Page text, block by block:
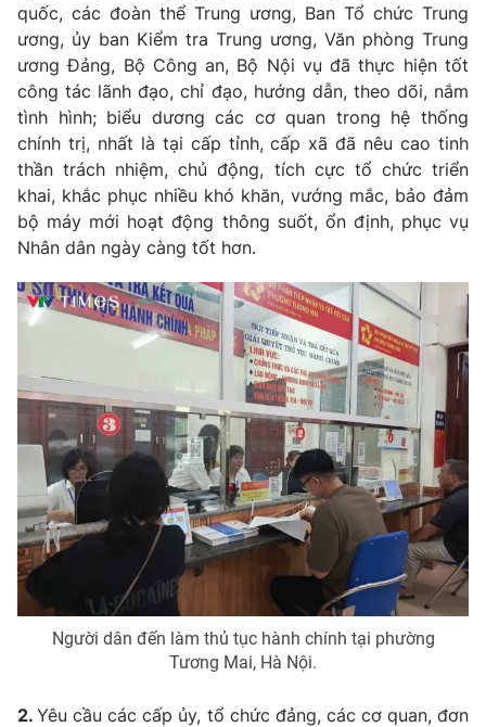
Thị trường
Tư vấn
Lịch phát sóng
Chuyên mục khác
Emagazine Podcast
Photo Infographic
Video Shorts video
VTV Money VTV Thể thao
VTV Sức khoẻ Bất động sản
Thị trường 24h Tấm lòng Việt
VTV4 Vươn mình bằng AI
VTV9 VTV8
Liên hệ tòa soạn English
quốc, các đoàn thể Trung ương, Ban Tổ chức Trung
ương, ủy ban Kiểm tra Trung ương, Văn phòng Trung
ương Đảng, Bộ Công an, Bộ Nội vụ đã thực hiện tốt
công tác lãnh đạo, chỉ đạo, hướng dẫn, theo dõi, nắm
tình hình; biểu dương các cơ quan trong hệ thống
chính trị, nhất là tại cấp tỉnh, cấp xã đã nêu cao tinh
thần trách nhiệm, chủ động, tích cực tổ chức triển
khai, khắc phục nhiều khó khăn, vướng mắc, bảo đảm
bộ máy mới hoạt động thông suốt, ổn định, phục vụ
Nhân dân ngày càng tốt hơn.
Người dân đến làm thủ tục hành chính tại phường
Tương Mai, Hà Nội.
2.Yêu cầu các cấp ủy, tổ chức đảng, các cơ quan, đơn